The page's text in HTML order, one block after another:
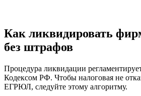
Как ликвидировать
без штрафов
Процедура ликвидации
Кодексом РФ. Чтобы налоговая не
ЕГРЮЛ, следуйте этому алгоритму.